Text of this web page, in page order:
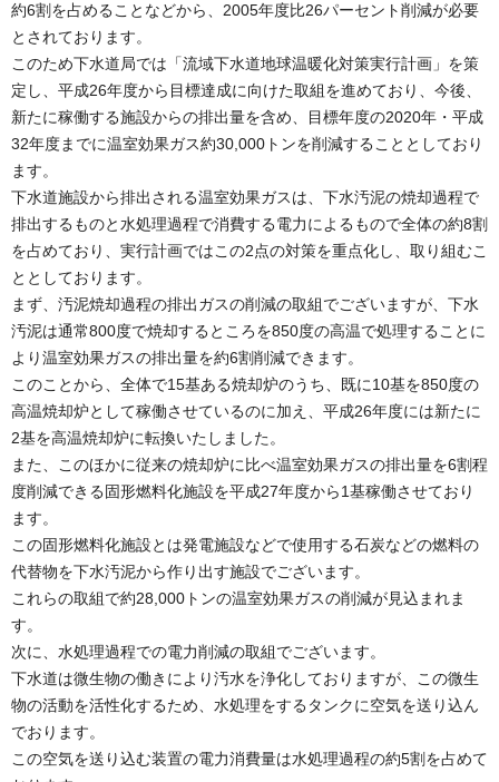
約6割を占めることなどから、2005年度比26パーセント削減が必要
とされております。
このため下水道局では「流域下水道地球温暖化対策実行計画」を策
定し、平成26年度から目標達成に向けた取組を進めており、今後、
新たに稼働する施設からの排出量を含め、目標年度の2020年・平成
32年度までに温室効果ガス約30,000トンを削減することとしており
ます。
下水道施設から排出される温室効果ガスは、下水汚泥の焼却過程で
排出するものと水処理過程で消費する電力によるもので全体の約8割
を占めており、実行計画ではこの2点の対策を重点化し、取り組むこ
ととしております。
まず、汚泥焼却過程の排出ガスの削減の取組でございますが、下水
汚泥は通常800度で焼却するところを850度の高温で処理することに
より温室効果ガスの排出量を約6割削減できます。
このことから、全体で15基ある焼却炉のうち、既に10基を850度の
高温焼却炉として稼働させているのに加え、平成26年度には新たに
2基を高温焼却炉に転換いたしました。
また、このほかに従来の焼却炉に比べ温室効果ガスの排出量を6割程
度削減できる固形燃料化施設を平成27年度から1基稼働させており
ます。
この固形燃料化施設とは発電施設などで使用する石炭などの燃料の
代替物を下水汚泥から作り出す施設でございます。
これらの取組で約28,000トンの温室効果ガスの削減が見込まれま
す。
次に、水処理過程での電力削減の取組でございます。
下水道は微生物の働きにより汚水を浄化しておりますが、この微生
物の活動を活性化するため、水処理をするタンクに空気を送り込ん
でおります。
この空気を送り込む装置の電力消費量は水処理過程の約5割を占めて